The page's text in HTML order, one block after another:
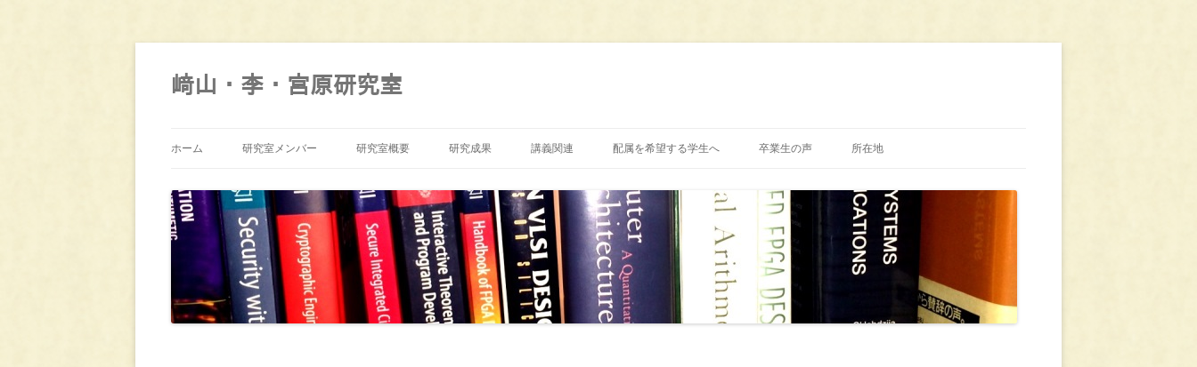
テ
ン
ツ
ッ
﨑山・李・宮原研究室
ホーム 研究室メンバー 研究室概要 研究成果 講義関連 配属を希望する学生へ 卒業生の声 所在地